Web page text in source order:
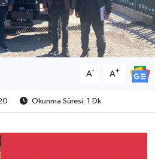
A- A+
Okunma Süresi: 1 Dk